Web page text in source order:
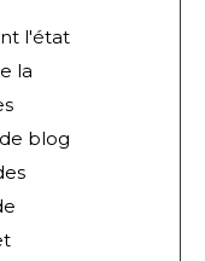
l'état
la
blog